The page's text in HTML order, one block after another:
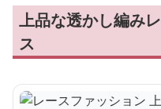
上品な透かし編み
ス